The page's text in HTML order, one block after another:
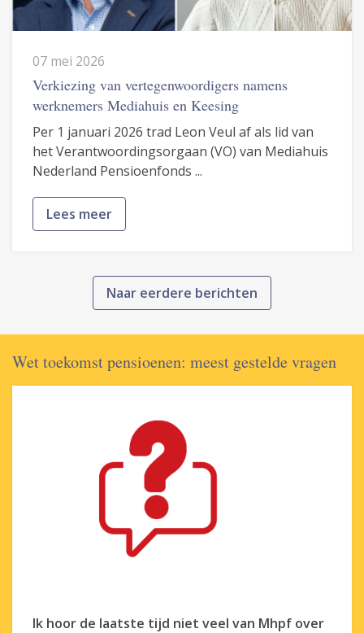
07 mei 2026
Verkiezing van vertegenwoordigers namens
werknemers Mediahuis en Keesing
Per 1 januari 2026 trad Leon Veul af als lid van
het Verantwoordingsorgaan (VO) van Mediahuis
Nederland Pensioenfonds ...
Lees meer
Naar eerdere berichten
Wet toekomst pensioenen: meest gestelde vragen
Ik hoor de laatste tijd niet veel van Mhpf over